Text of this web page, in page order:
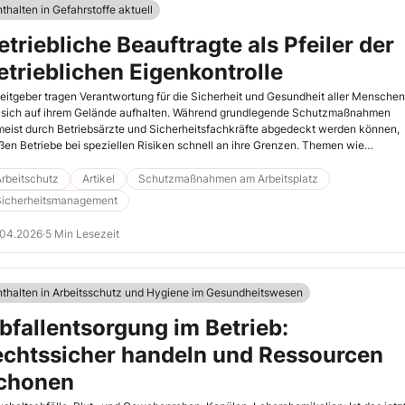
in Gefahrstoffe aktuell
Beauftragte als Pfeiler der
Eigenkontrolle
tragen Verantwortung für die Sicherheit und Gesundheit aller
auf ihrem Gelände aufhalten. Während grundlegende Schutzmaßnahmen
durch Betriebsärzte und Sicherheitsfachkräfte abgedeckt werden können,
Betriebe bei speziellen Risiken schnell an ihre Grenzen. Themen wie
Arbeitsschutzkompetenz hinausgeht. Dafür setzen Unternehmen speziell
Personen ein, die sogenannten Beauftragten, die aufklärende,
und kontrollierende Aufgaben im Arbeitsschutz übernehmen und
Verantwortung tragen.
Artikel
Schutzmaßnahmen am Arbeitsplatz
·5 Min Lesezeit
in Arbeitsschutz und Hygiene im Gesundheitswesen
im Betrieb:
handeln und Ressourcen